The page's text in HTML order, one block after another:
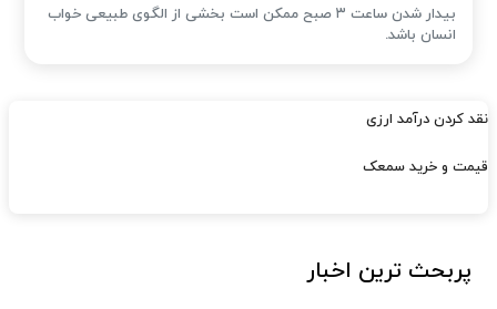
بیدار شدن ساعت ۳ صبح ممکن است بخشی از الگوی طبیعی خواب
انسان باشد.
نقد کردن درآمد ارزی
قیمت و خرید سمعک
پربحث ترین اخبار